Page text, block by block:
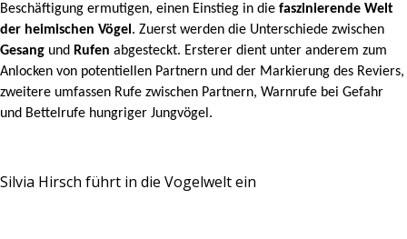
Beschäftigung ermutigen, einen Einstieg in die faszinierende Welt
der heimischen Vögel . Zuerst werden die Unterschiede zwischen
Gesang und Rufen abgesteckt. Ersterer dient unter anderem zum
Anlocken von potentiellen Partnern und der Markierung des Reviers,
zweitere umfassen Rufe zwischen Partnern, Warnrufe bei Gefahr
und Bettelrufe hungriger Jungvögel.
Silvia Hirsch führt in die Vogelwelt ein